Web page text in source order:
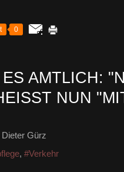
0
AMTLICH:
NUN
Gürz
, #Verkehr